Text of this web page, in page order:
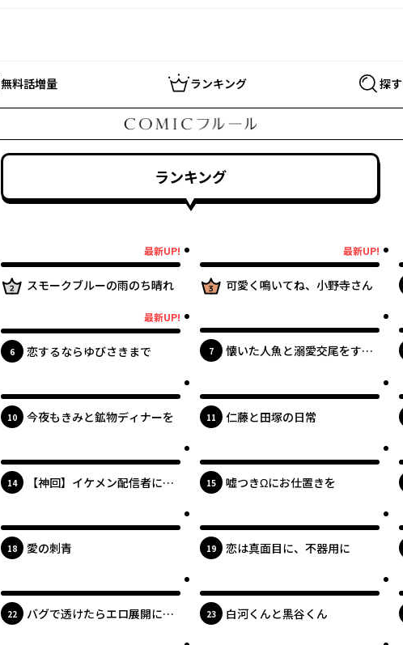
無料話増量 ランキング 探す
ランキング
最新UP!
スモークブルーの雨のち晴れ
最新UP!
可愛く鳴いてね、小野寺さん
最新UP!
6位 恋するならゆびさきまで 7位
懐いた人魚と溺愛交尾をする
10位 今夜もきみと鉱物ディナーを 11 位 仁藤と田塚の日常
14位
【神回】イケメン配信者にリ
15位 嘘つきΩにお仕置きを
18位 愛の刺青 19位 恋は真面目に、不器用に
22位 バグで透けたらエロ展開にな
23位 白河くんと黒谷くん